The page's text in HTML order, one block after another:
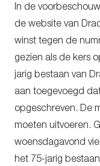
In de
de website van
winst tegen de
gezien als de kers
jarig bestaan van
aan toegevoegd
opgeschreven. De
moeten uitvoeren.
woensdagavond
het 75-jarig